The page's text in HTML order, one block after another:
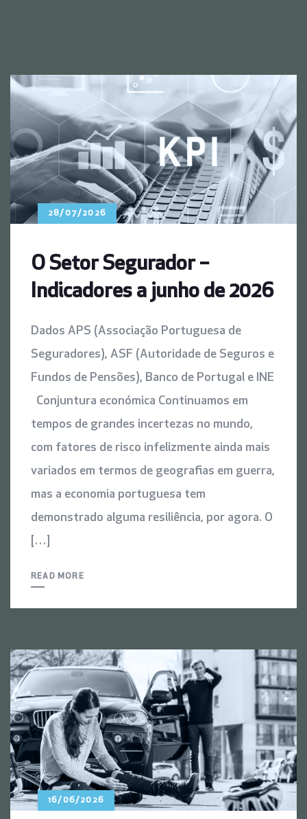
28/07/2026
O Setor Segurador –
Indicadores a junho de 2026
Dados APS (Associação Portuguesa de
Seguradores), ASF (Autoridade de Seguros e
Fundos de Pensões), Banco de Portugal e INE
Conjuntura económica Continuamos em
tempos de grandes incertezas no mundo,
com fatores de risco infelizmente ainda mais
variados em termos de geografias em guerra,
mas a economia portuguesa tem
demonstrado alguma resiliência, por agora. O
[…]
READ MORE
16/06/2026